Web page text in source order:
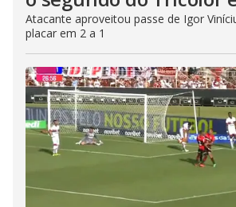
Atacante aproveitou passe de Igor
placar em 2 a 1